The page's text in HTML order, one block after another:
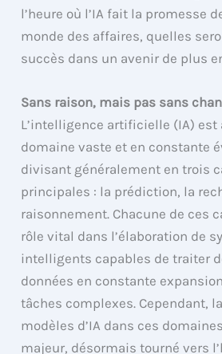
l’heure où l’IA fait la promesse
monde des affaires, quelles
succès dans un avenir de plus
Sans raison, mais pas sans
L’intelligence artificielle (IA) est
domaine vaste et en constante
divisant généralement en trois
principales : la prédiction, la
raisonnement. Chacune de ces
rôle vital dans l’élaboration de
intelligents capables de traiter
données en constante
tâches complexes. Cependant,
modèles d’IA dans ces
majeur, désormais tourné vers